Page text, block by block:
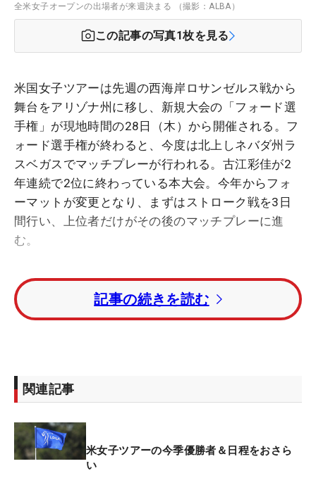
全米女子オープンの出場者が来週決まる （撮影：ALBA）
この記事の写真1枚を見る
米国女子ツアーは先週の西海岸ロサンゼルス戦から
舞台をアリゾナ州に移し、新規大会の「フォード選
手権」が現地時間の28日（木）から開催される。フ
ォード選手権が終わると、今度は北上しネバダ州ラ
スベガスでマッチプレーが行われる。古江彩佳が2
年連続で2位に終わっている本大会。今年からフォ
ーマットが変更となり、まずはストローク戦を3日
間行い、上位者だけがその後のマッチプレーに進
む。
その後は男子の「マスターズ」週ということもあっ
て1週お休み。そして、今季メジャー初戦の「シェ
ブロン選手権」へと進んでいく。
手権だが、出場枠はどのように決まるのか。歴代優
勝者や過去5年間のメジャー大会優勝者といった
アー優勝を果たした選手や、昨年のポイントランキ
ング上位80人といったカテゴリーで出場者が決す
記事の続きを読む
関連記事
米女子ツアーの今季優勝者＆日程をおさら
い